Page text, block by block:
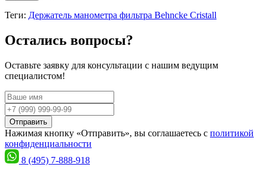
Теги: Держатель манометра фильтра Behncke Cristall
Остались вопросы?
Оставьте заявку для консультации с нашим ведущим
специалистом!
Отправить
Нажимая кнопку «Отправить», вы соглашаетесь с политикой
конфиденциальности
8 (495) 7-888-918